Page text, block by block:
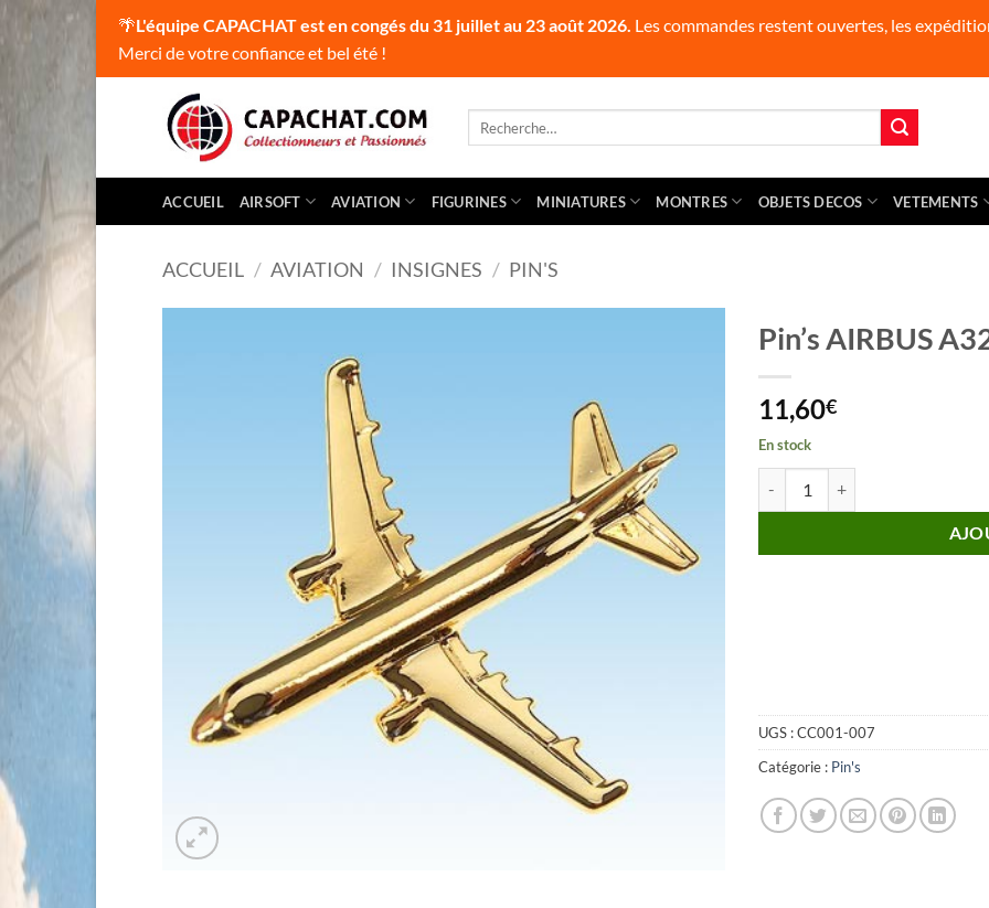
🌴L'équipe CAPACHAT est en congés du 31 juillet au 23 août 2026. Les commandes restent ouvertes, les
Merci de votre confiance et bel été !
ACCUEIL AIRSOFT AVIATION FIGURINES MINIATURES MONTRES OBJETS DECOS VETEMENTS
ACCUEIL / AVIATION / INSIGNES / PIN'S
Pin’s AIRBUS
11,60€
En stock
UGS :CC001-007
Catégorie : Pin's